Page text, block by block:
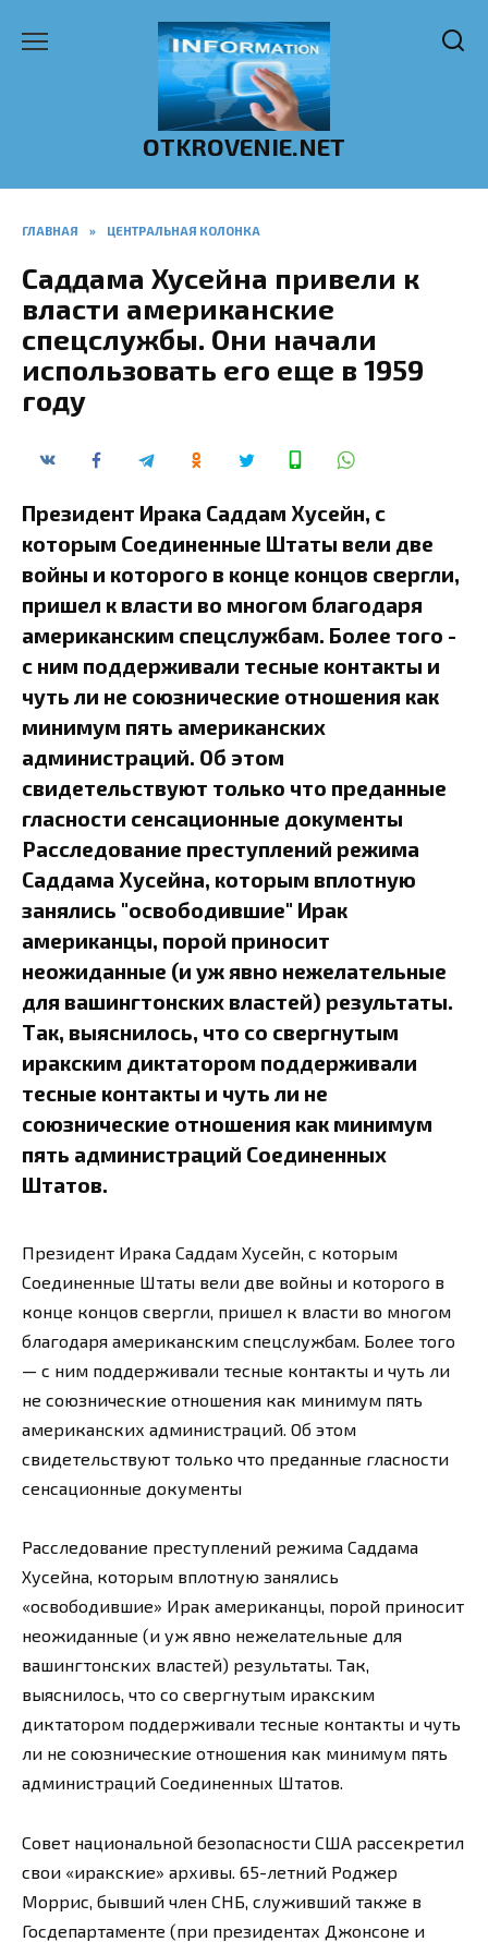
OTKROVENIE.NET
ГЛАВНАЯ » ЦЕНТРАЛЬНАЯ КОЛОНКА
Саддама Хусейна привели к
власти американские
спецслужбы. Они начали
использовать его еще в 1959
году
Президент Ирака Саддам Хусейн, с
которым Соединенные Штаты вели две
войны и которого в конце концов свергли,
пришел к власти во многом благодаря
американским спецслужбам. Более того -
с ним поддерживали тесные контакты и
чуть ли не союзнические отношения как
минимум пять американских
администраций. Об этом
свидетельствуют только что преданные
гласности сенсационные документы
Расследование преступлений режима
Саддама Хусейна, которым вплотную
занялись "освободившие" Ирак
американцы, порой приносит
неожиданные (и уж явно нежелательные
для вашингтонских властей) результаты.
Так, выяснилось, что со свергнутым
иракским диктатором поддерживали
тесные контакты и чуть ли не
союзнические отношения как минимум
пять администраций Соединенных
Штатов.
Президент Ирака Саддам Хусейн, с которым
Соединенные Штаты вели две войны и которого в
конце концов свергли, пришел к власти во многом
благодаря американским спецслужбам. Более того
— с ним поддерживали тесные контакты и чуть ли
не союзнические отношения как минимум пять
американских администраций. Об этом
свидетельствуют только что преданные гласности
сенсационные документы
Расследование преступлений режима Саддама
Хусейна, которым вплотную занялись
«освободившие» Ирак американцы, порой приносит
неожиданные (и уж явно нежелательные для
вашингтонских властей) результаты. Так,
выяснилось, что со свергнутым иракским
диктатором поддерживали тесные контакты и чуть
ли не союзнические отношения как минимум пять
администраций Соединенных Штатов.
Совет национальной безопасности США рассекретил
свои «иракские» архивы. 65-летний Роджер
Моррис, бывший член СНБ, служивший также в
Госдепартаменте (при президентах Джонсоне и